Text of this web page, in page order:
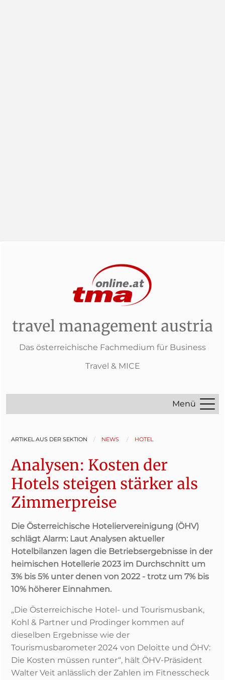
travel management austria
Das österreichische Fachmedium für Business
Travel & MICE
Menü
ARTIKEL AUS DER SEKTION NEWS HOTEL
Analysen: Kosten der
Hotels steigen stärker als
Zimmerpreise
Die Österreichische Hoteliervereinigung (ÖHV)
schlägt Alarm: Laut Analysen aktueller
Hotelbilanzen lagen die Betriebsergebnisse in der
heimischen Hotellerie 2023 im Durchschnitt um
3% bis 5% unter denen von 2022 - trotz um 7% bis
10% höherer Einnahmen.
„Die Österreichische Hotel- und Tourismusbank,
Kohl & Partner und Prodinger kommen auf
dieselben Ergebnisse wie der
Tourismusbarometer 2024 von Deloitte und ÖHV:
Die Kosten müssen runter“, hält ÖHV-Präsident
Walter Veit anlässlich der Zahlen im Fitnesscheck